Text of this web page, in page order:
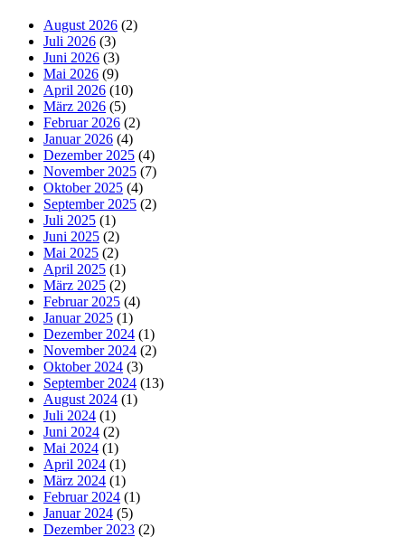
August 2026 (2)
Juli 2026 (3)
Juni 2026 (3)
Mai 2026 (9)
April 2026 (10)
März 2026 (5)
Februar 2026 (2)
Januar 2026 (4)
Dezember 2025 (4)
November 2025 (7)
Oktober 2025 (4)
September 2025 (2)
Juli 2025 (1)
Juni 2025 (2)
Mai 2025 (2)
April 2025 (1)
März 2025 (2)
Februar 2025 (4)
Januar 2025 (1)
Dezember 2024 (1)
November 2024 (2)
Oktober 2024 (3)
September 2024 (13)
August 2024 (1)
Juli 2024 (1)
Juni 2024 (2)
Mai 2024 (1)
April 2024 (1)
März 2024 (1)
Februar 2024 (1)
Januar 2024 (5)
Dezember 2023 (2)